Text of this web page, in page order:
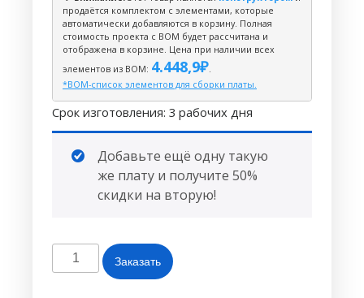
продаётся комплектом с элементами, которые
автоматически добавляются в корзину. Полная
стоимость проекта с BOM будет рассчитана и
отображена в корзине. Цена при наличии всех
элементов из ВОМ: 4.448,9₽
*BOM-список элементов для сборки платы.
Срок изготовления: 3 рабочих дня
Добавьте ещё одну такую
же плату и получите 50%
скидки на вторую!
Количество
товара
Заказать